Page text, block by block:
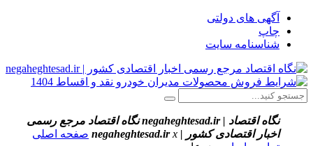
آگهی های دولتی
چاپ
شناسنامه سایت
نگاه اقتصاد | negaheghtesad.ir
نگاه اقتصاد مرجع رسمی
اخبار اقتصادی کشور | negaheghtesad.ir x
صفحه اصلی